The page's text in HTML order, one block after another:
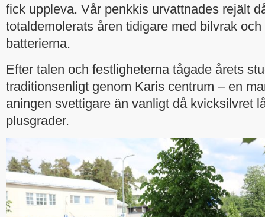
fick uppleva. Vår penkkis urvattnades rejält
totaldemolerats åren tidigare med bilvrak
batterierna.
Efter talen och festligheterna tågade årets
traditionsenligt genom Karis centrum – en
aningen svettigare än vanligt då kvicksilvret
plusgrader.